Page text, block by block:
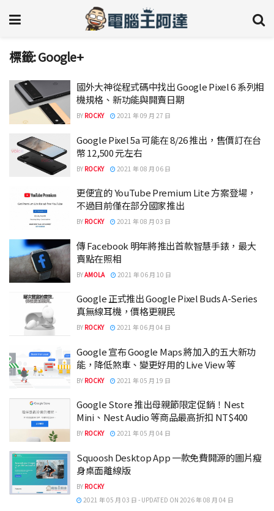
標籤:Google+
國外大神從程式碼中找出 Google Pixel 6 系列相
機規格、新功能與開賣日期
BY ROCKY 2021 年 09 月 27 日
Google Pixel 5a 可能在 8/26 推出，售價訂在台
幣 12,500 元左右
BY ROCKY 2021 年 08 月 06 日
更便宜的 YouTube Premium Lite 方案登場，
不過目前僅在部分國家推出
BY ROCKY 2021 年 08 月 03 日
傳 Facebook 明年將推出首款智慧手錶，最大
賣點在照相
BYAMOLA 2021 年 06 月 10 日
Google 正式推出 Google Pixel Buds A-Series
真無線耳機，價格更親民
BY ROCKY 2021 年 06 月 04 日
Google 宣布 Google Maps 將加入的五大新功
能，降低煞車、變更好用的 Live View 等
BY ROCKY 2021 年 05 月 19 日
Google Store 推出母親節限定促銷！Nest
Mini、Nest Audio 等商品最高折扣 NT$400
BY ROCKY 2021 年 05 月 04 日
Squoosh Desktop App 一款免費開源的圖片瘦
身桌面離線版
BY ROCKY
2021 年 05 月 03 日 - UPDATED ON 2026 年 08 月 04 日